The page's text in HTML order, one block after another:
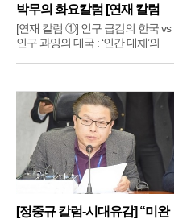
박무의 화요칼럼 [연재 칼럼
①]
[연재 칼럼 ①] 인구 급감의 한국 vs
인구 과잉의 대국 : ‘인간 대체’의
[정중규 칼럼-시대유감] “미완